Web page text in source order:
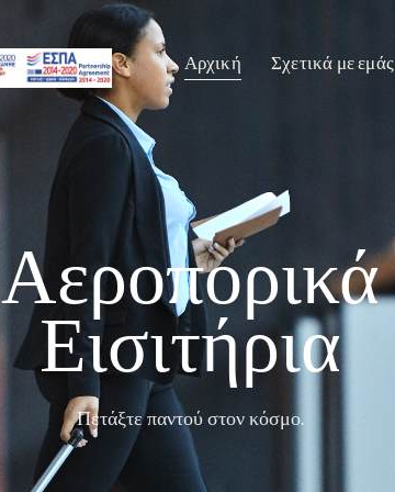
Αρχική Σχετικά με εμάς
Αεροπορικά
Εισιτήρια
Πετάξτε παντού στον κόσμο.